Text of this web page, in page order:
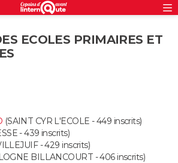
Rechercher
ECOLES PRIMAIRES ET
(SAINT CYR L'ECOLE - 449 inscrits)
- 439 inscrits)
- 429 inscrits)
BILLANCOURT - 406 inscrits)